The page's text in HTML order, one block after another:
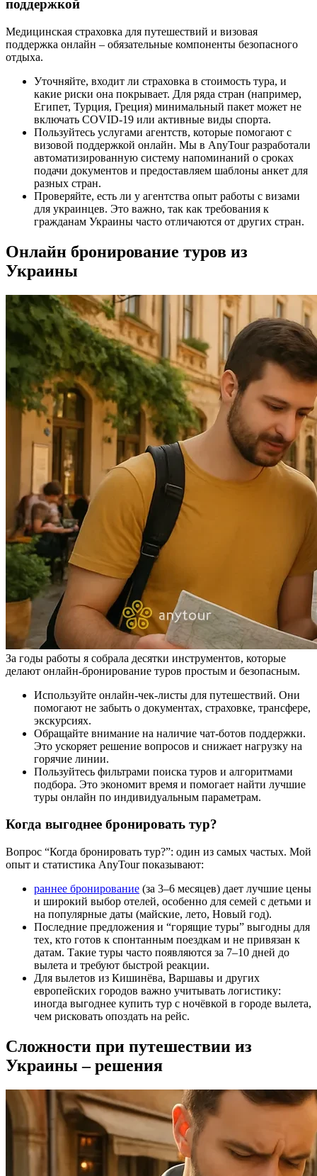
поддержкой
Медицинская страховка для путешествий и визовая
поддержка онлайн – обязательные компоненты безопасного
отдыха.
Уточняйте, входит ли страховка в стоимость тура, и
какие риски она покрывает. Для ряда стран (например,
Египет, Турция, Греция) минимальный пакет может не
включать COVID-19 или активные виды спорта.
Пользуйтесь услугами агентств, которые помогают с
визовой поддержкой онлайн. Мы в AnyTour разработали
автоматизированную систему напоминаний о сроках
подачи документов и предоставляем шаблоны анкет для
разных стран.
Проверяйте, есть ли у агентства опыт работы с визами
для украинцев. Это важно, так как требования к
гражданам Украины часто отличаются от других стран.
Онлайн бронирование туров из
Украины
За годы работы я собрала десятки инструментов, которые
делают онлайн-бронирование туров простым и безопасным.
Используйте онлайн-чек-листы для путешествий. Они
помогают не забыть о документах, страховке, трансфере,
экскурсиях.
Обращайте внимание на наличие чат-ботов поддержки.
Это ускоряет решение вопросов и снижает нагрузку на
горячие линии.
Пользуйтесь фильтрами поиска туров и алгоритмами
подбора. Это экономит время и помогает найти лучшие
туры онлайн по индивидуальным параметрам.
Когда выгоднее бронировать тур?
Вопрос “Когда бронировать тур?”: один из самых частых. Мой
опыт и статистика AnyTour показывают:
раннее бронирование (за 3–6 месяцев) дает лучшие цены
и широкий выбор отелей, особенно для семей с детьми и
на популярные даты (майские, лето, Новый год).
Последние предложения и “горящие туры” выгодны для
тех, кто готов к спонтанным поездкам и не привязан к
датам. Такие туры часто появляются за 7–10 дней до
вылета и требуют быстрой реакции.
Для вылетов из Кишинёва, Варшавы и других
европейских городов важно учитывать логистику:
иногда выгоднее купить тур с ночёвкой в городе вылета,
чем рисковать опоздать на рейс.
Сложности при путешествии из
Украины – решения